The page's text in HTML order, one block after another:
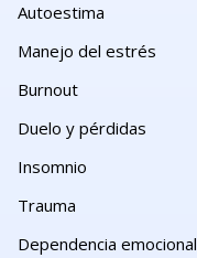
Autoestima
Manejo del estrés
Burnout
Duelo y pérdidas
Insomnio
Trauma
Dependencia emocional